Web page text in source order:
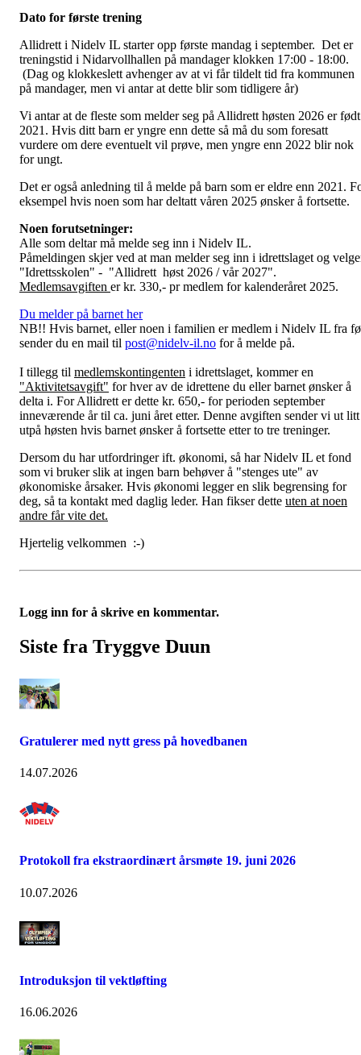
Dato for første trening
Allidrett i Nidelv IL starter opp første mandag i september. Det er
treningstid i Nidarvollhallen på mandager klokken 17:00 - 18:00.
(Dag og klokkeslett avhenger av at vi får tildelt tid fra kommunen
på mandager, men vi antar at dette blir som tidligere år)
Vi antar at de fleste som melder seg på Allidrett høsten 2026 er
2021. Hvis ditt barn er yngre enn dette så må du som foresatt
vurdere om dere eventuelt vil prøve, men yngre enn 2022 blir nok
for ungt.
Det er også anledning til å melde på barn som er eldre enn 2021.
eksempel hvis noen som har deltatt våren 2025 ønsker å fortsette.
Noen forutsetninger:
Alle som deltar må melde seg inn i Nidelv IL.
Påmeldingen skjer ved at man melder seg inn i idrettslaget og
"Idrettsskolen" - "Allidrett høst 2026 / vår 2027".
Medlemsavgiften er kr. 330,- pr medlem for kalenderåret 2025.
Du melder på barnet her
NB!! Hvis barnet, eller noen i familien er medlem i Nidelv IL fra
sender du en mail til post@nidelv-il.no for å melde på.
I tillegg til medlemskontingenten i idrettslaget, kommer en
"Aktivitetsavgift" for hver av de idrettene du eller barnet ønsker å
delta i. For Allidrett er dette kr. 650,- for perioden september
inneværende år til ca. juni året etter. Denne avgiften sender vi ut litt
utpå høsten hvis barnet ønsker å fortsette etter to tre treninger.
Dersom du har utfordringer ift. økonomi, så har Nidelv IL et fond
som vi bruker slik at ingen barn behøver å "stenges ute" av
økonomiske årsaker. Hvis økonomi legger en slik begrensing for
deg, så ta kontakt med daglig leder. Han fikser dette uten at noen
andre får vite det.
Hjertelig velkommen :-)
Logg inn for å skrive en kommentar.
Siste fra Tryggve Duun
Gratulerer med nytt gress på hovedbanen
14.07.2026
Protokoll fra ekstraordinært årsmøte 19. juni 2026
10.07.2026
Introduksjon til vektløfting
16.06.2026